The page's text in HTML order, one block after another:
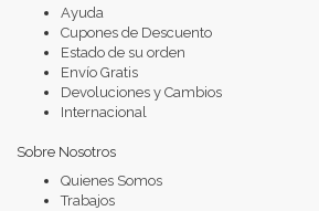
Ayuda
Cupones de Descuento
Estado de su orden
Envío Gratis
Devoluciones y Cambios
Internacional
Sobre Nosotros
Quienes Somos
Trabajos